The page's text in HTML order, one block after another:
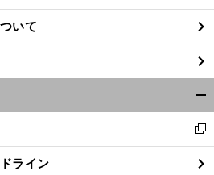
いて
閉
る
新
し
い
ライン